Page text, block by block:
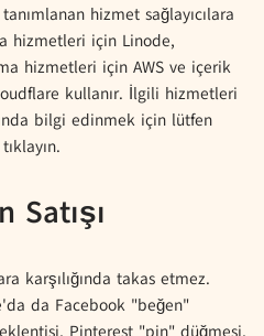
hizmet sağlayıcılara
hizmetleri için Linode,
hizmetleri için AWS ve içerik
kullanır. İlgili hizmetleri
bilgi edinmek için lütfen
karşılığında takas etmez.
da Facebook "beğen"
Pinterest "pin" düğmesi,